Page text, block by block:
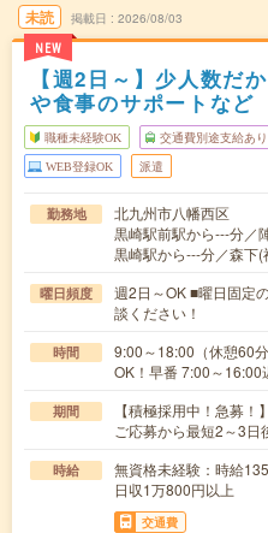
未読
NEW
掲載日 2026/08/03
【週2日～】少人数だ
や食事のサポートなど
職種未経験OK 交通費別途支給あり
WEB登録OK 派遣
勤務地
北九州市八幡西区
黒崎駅前駅から---分／
黒崎駅から---分／森下
曜日頻度
週2日～OK ■曜日固定
談ください！
時間
9:00～18:00（休憩60
OK！早番 7:00～
期間
【積極採用中！急募！
ご応募から最短2～3日
時給
無資格未経験：時給
日収1万800円以上
交通費